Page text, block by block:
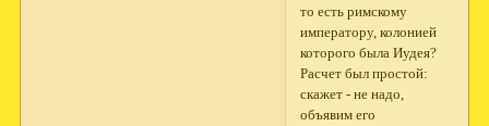
то есть римскому
императору, колонией
которого была Иудея?
Расчет был простой:
скажет - не надо,
объявим его